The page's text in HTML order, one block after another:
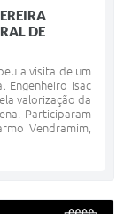
DE
a visita de um
Engenheiro Isac
valorização da
Participaram
Vendramim,